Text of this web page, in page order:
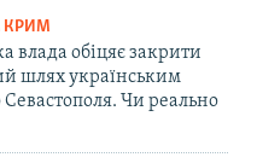
КРИМ
влада обіцяє закрити
шлях українським
Чи реально